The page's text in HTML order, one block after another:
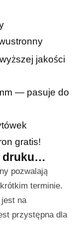
jakości
— pasuje do
gratis!
druku…
pozwalają
terminie.
jest na
przystępna dla